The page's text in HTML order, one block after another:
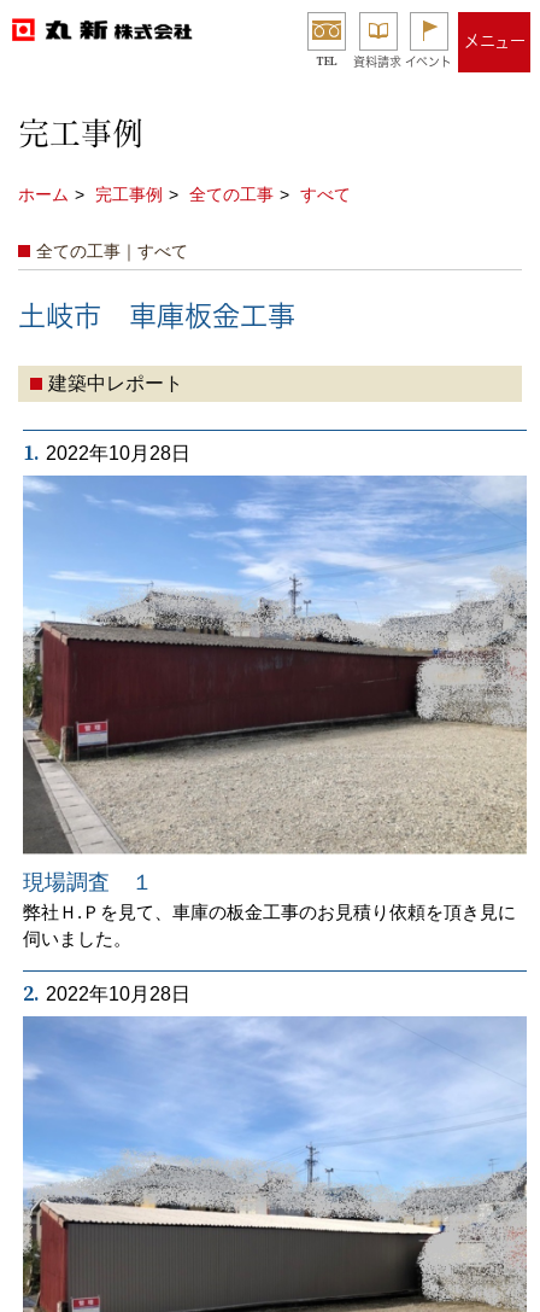
TEL 資料請求 イベント
メニュー
完工事例
ホーム 完工事例 全ての工事 すべて
全ての工事｜すべて
土岐市 車庫板金工事
建築中レポート
1. 2022年10月28日
現場調査 １
弊社Ｈ.Ｐを見て、車庫の板金工事のお見積り依頼を頂き見に
伺いました。
2. 2022年10月28日